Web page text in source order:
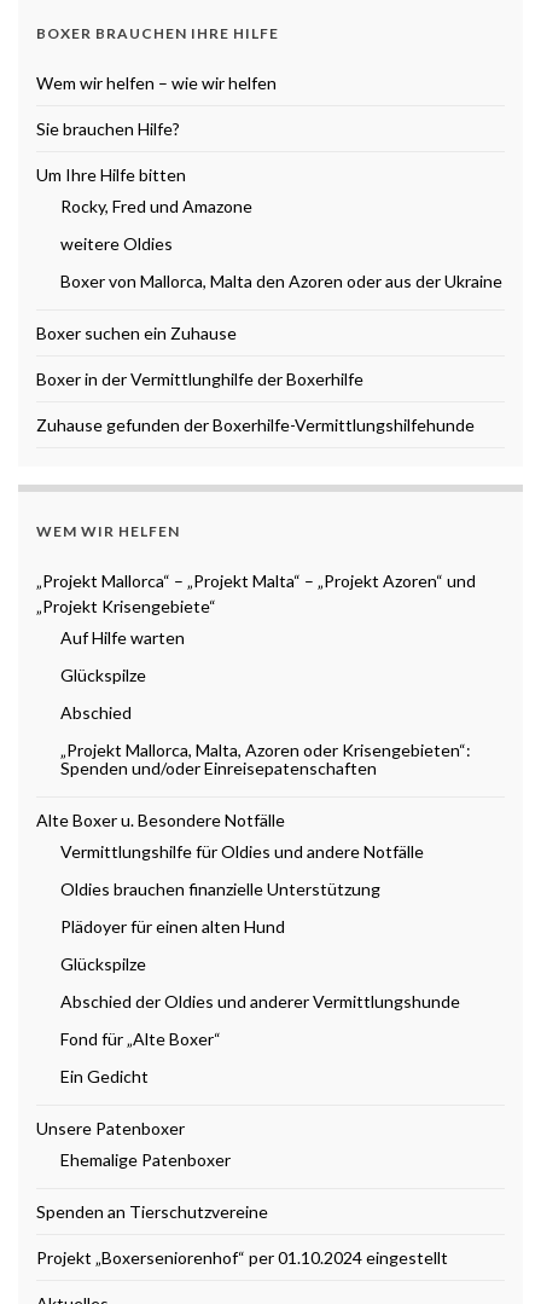
BOXER BRAUCHEN IHRE HILFE
Wem wir helfen – wie wir helfen
Sie brauchen Hilfe?
Um Ihre Hilfe bitten
Rocky, Fred und Amazone
weitere Oldies
Boxer von Mallorca, Malta den Azoren oder aus der Ukraine
Boxer suchen ein Zuhause
Boxer in der Vermittlunghilfe der Boxerhilfe
Zuhause gefunden der Boxerhilfe-Vermittlungshilfehunde
WEM WIR HELFEN
„Projekt Mallorca“ – „Projekt Malta“ – „Projekt Azoren“ und
„Projekt Krisengebiete“
Auf Hilfe warten
Glückspilze
Abschied
„Projekt Mallorca, Malta, Azoren oder Krisengebieten“:
Spenden und/oder Einreisepatenschaften
Alte Boxer u. Besondere Notfälle
Vermittlungshilfe für Oldies und andere Notfälle
Oldies brauchen finanzielle Unterstützung
Plädoyer für einen alten Hund
Glückspilze
Abschied der Oldies und anderer Vermittlungshunde
Fond für „Alte Boxer“
Ein Gedicht
Unsere Patenboxer
Ehemalige Patenboxer
Spenden an Tierschutzvereine
Projekt „Boxerseniorenhof“ per 01.10.2024 eingestellt